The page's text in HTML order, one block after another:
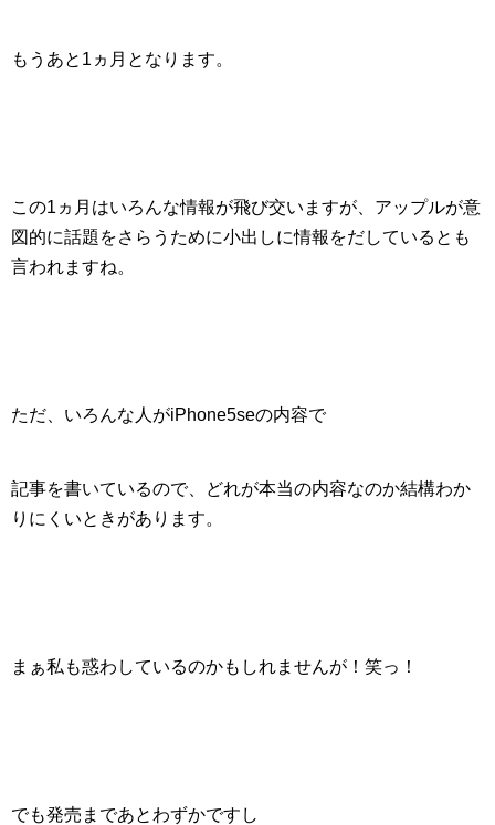
もうあと1ヵ月となります。
この1ヵ月はいろんな情報が飛び交いますが、アップルが意
図的に話題をさらうために小出しに情報をだしているとも
言われますね。
ただ、いろんな人がiPhone5seの内容で
記事を書いているので、どれが本当の内容なのか結構わか
りにくいときがあります。
まぁ私も惑わしているのかもしれませんが！笑っ！
でも発売まであとわずかですし